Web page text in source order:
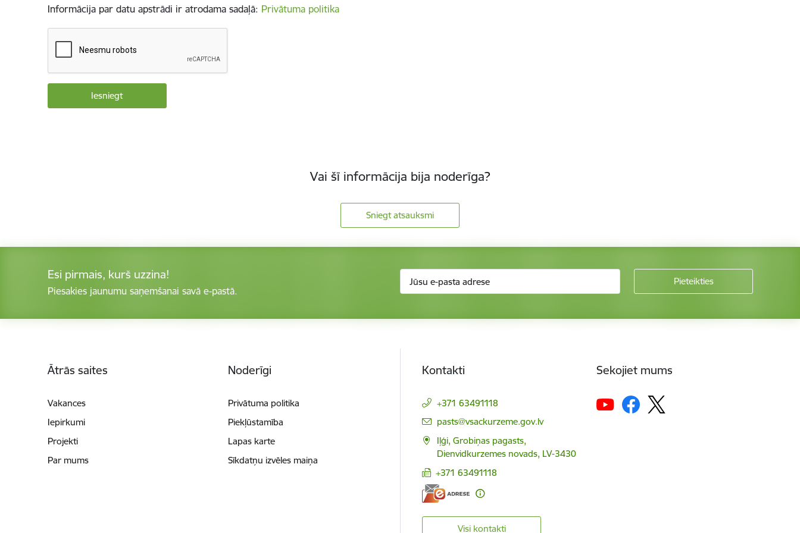
Informācija par datu apstrādi ir atrodama sadaļā: Privātuma politika
Vai šī informācija bija noderīga?
Sniegt atsauksmi
Esi pirmais, kurš uzzina!
Piesakies jaunumu saņemšanai savā e-pastā.
Ātrās saites
Vakances
Iepirkumi
Projekti
Par mums
Noderīgi
Privātuma politika
Piekļūstamība
Lapas karte
Sīkdatņu izvēles maiņa
Kontakti
+371 63491118
E-pasts:
pasts@vsackurzeme.gov.lv
Iļģi, Grobiņas pagasts,
Dienvidkurzemes novads, LV-3430
+371 63491118
Visi kontakti
Sekojiet mums